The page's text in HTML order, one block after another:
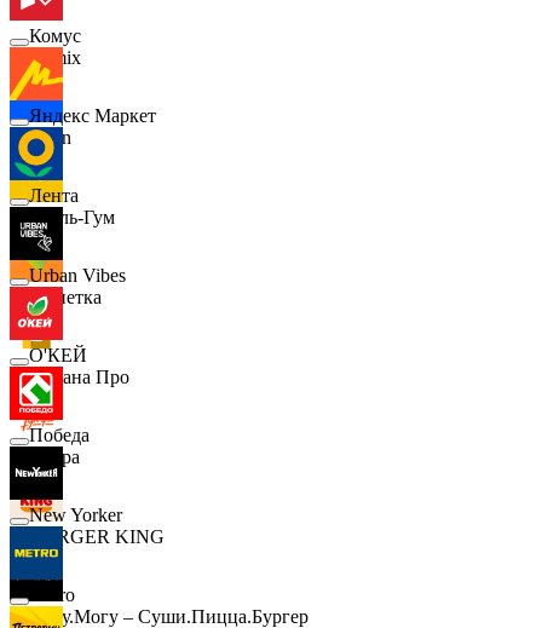
Demix
Ozon
Бубль-Гум
Монетка
Лемана Про
7 утра
BURGER KING
Хочу.Могу – Суши.Пицца.Бургер
Комус
Яндекс Маркет
Лента
Urban Vibes
О'КЕЙ
Победа
New Yorker
Metro